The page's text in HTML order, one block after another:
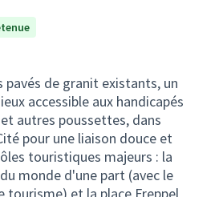
pavés de granit existants, un
accessible aux handicapés
autres poussettes, dans
pour une liaison douce et
touristiques majeurs : la
monde d'une part (avec le